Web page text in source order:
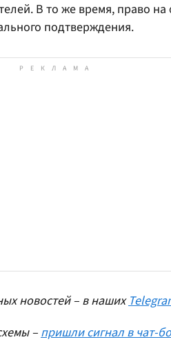
В то же время, право на
подтверждения.
новостей – в наших
– пришли сигнал в чат-